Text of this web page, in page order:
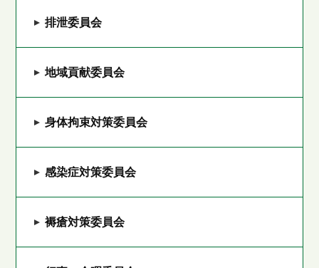
排泄委員会
地域貢献委員会
身体拘束対策委員会
感染症対策委員会
褥瘡対策委員会